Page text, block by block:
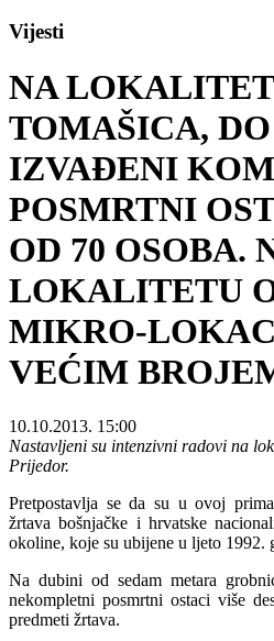
Vijesti
NA
TOMAŠICA,
IZVAĐENI
POSMRTNI
OD 70 OSOBA.
LOKALITETU
MIKRO-
VEĆIM
10.10.2013. 15:00
Nastavljeni su intenzivni radovi na
Prijedor.
Pretpostavlja se da su u ovoj
žrtava bošnjačke i hrvatske
okoline, koje su ubijene u ljeto 1992.
Na dubini od sedam metara
nekompletni posmrtni ostaci više
predmeti žrtava.